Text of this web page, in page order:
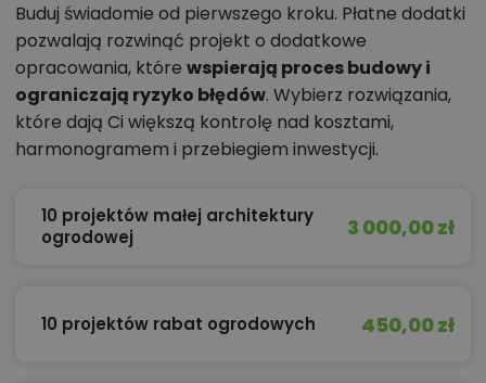
Buduj świadomie od pierwszego kroku. Płatne dodatki
pozwalają rozwinąć projekt o dodatkowe
opracowania, które wspierają proces budowy i
ograniczają ryzyko błędów. Wybierz rozwiązania,
które dają Ci większą kontrolę nad kosztami,
harmonogramem i przebiegiem inwestycji.
10 projektów małej architektury
ogrodowej
3 000,00 zł
10 projektów rabat ogrodowych 450,00 zł